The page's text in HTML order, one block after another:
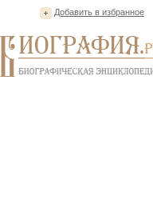
Добавить в избранное